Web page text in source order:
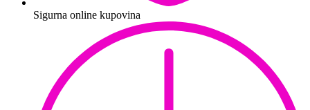
Sigurna online kupovina